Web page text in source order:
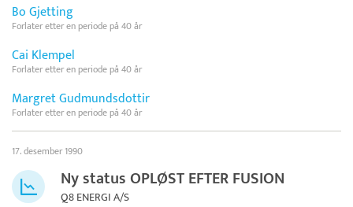
Bo Gjetting
Forlater etter en periode på 40 år
Cai Klempel
Forlater etter en periode på 40 år
Margret Gudmundsdottir
Forlater etter en periode på 40 år
17. desember 1990
Ny status OPLØST EFTER FUSION
Q8 ENERGI A/S